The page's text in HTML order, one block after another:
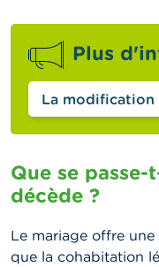
Plus
La
Que se
décède ?
Le mariage offre
que la cohabitation